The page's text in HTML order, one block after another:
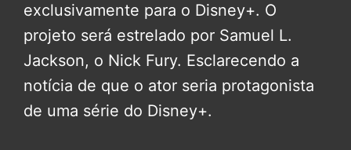
exclusivamente para o Disney+. O
projeto será estrelado por Samuel L.
Jackson, o Nick Fury. Esclarecendo a
notícia de que o ator seria protagonista
de uma série do Disney+.